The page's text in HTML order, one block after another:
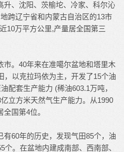
升、沈阳、茨榆坨、冷家、科尔沁
跨辽宁省和内蒙古自治区的13市
10万平方公里,产量居全国第三
。40年来在准噶尔盆地和塔里木
，以克拉玛依为主，开发了15个油
配套生产能力 (稀油603.1万吨，
立方米天然气生产能力。从1990
国第4位。
60年的历史，发现气田85个，油
个。在盆地内建成南部、西南部、